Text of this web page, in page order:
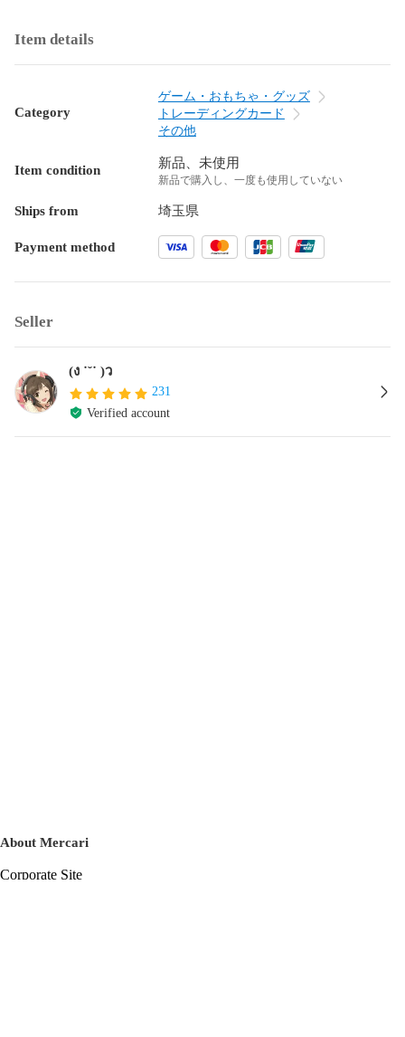
Item details
Category
ゲーム・おもちゃ・グッズ
トレーディングカード
その他
Item condition 新品、未使用
新品で購入し、一度も使用していない
Ships from 埼玉県
Payment method
Seller
(ง ˙˘˙ )ว
231
Verified account
About Mercari
Corporate Site